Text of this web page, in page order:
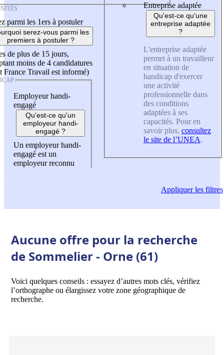
parmi les 1ers à postuler
serez-vous parmi les
premiers à postuler ?
de plus de 15 jours,
moins de 4 candidatures
France Travail est informé)
Employeur handi-
engagé
Qu'est-ce qu'un
employeur handi-
engagé ?
Un employeur handi-
engagé est un
employeur reconnu
Entreprise adaptée
Qu'est-ce qu'une
entreprise adaptée
?
L'entreprise adaptée
permet à un travailleur
en situation de
handicap d'exercer
une activité
professionnelle dans
des conditions
adaptées à ses
capacités. Pour en
savoir plus, consultez
le site de l’UNEA.
Appliquerles filtres
Aucune offre pour la recherche
de Sommelier - Orne (61)
Voici quelques conseils : essayez d’autres mots clés, vérifiez
l’orthographe ou élargissez votre zone géographique de
recherche.